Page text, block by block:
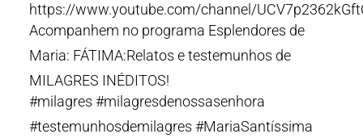
https://www.youtube.com/channel/
Acompanhem no programa Esplendores de
Maria: FÁTIMA:Relatos e testemunhos de
MILAGRES INÉDITOS!
#milagres #milagresdenossasenhora
#testemunhosdemilagres #MariaSantíssima